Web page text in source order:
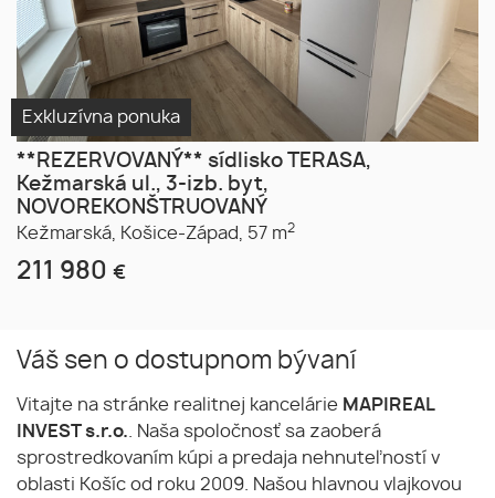
Exkluzívna ponuka
**REZERVOVANÝ** sídlisko TERASA,
Kežmarská ul., 3-izb. byt,
NOVOREKONŠTRUOVANÝ
Kežmarská, Košice-Západ, 57 m2
211 980 €
Váš sen o dostupnom bývaní
Vitajte na stránke realitnej kancelárie MAPIREAL
INVEST s.r.o.. Naša spoločnosť sa zaoberá
sprostredkovaním kúpi a predaja nehnuteľností v
oblasti Košíc od roku 2009. Našou hlavnou vlajkovou